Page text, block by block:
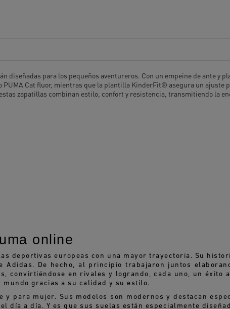
diseñadas para los pequeños aventureros. Con un empeine de ante y
Cat fluor, mientras que la plantilla KinderFit® asegura un ajuste
zapatillas combinan estilo, confort y resistencia, transmitiendo la
online
deportivas europeas con una mayor trayectoria. Su
Adidas. De hecho, al principio trabajaron juntos
convirtiéndose en rivales y logrando, cada uno, un éxito
gracias a su calidad y su estilo.
y para mujer. Sus modelos son modernos y destacan
día a día. Y es que sus suelas están especialmente